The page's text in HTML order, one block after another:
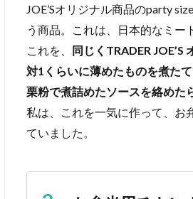
JOE’Sオリジナル商品のparty
う商品。これは、日本的なミー
これを、 同じくTRADER JOE’S
対1くらいに薄めたものを煮た
栗粉で煮詰めたソースを絡めた
私は、これを一気に作って、お
ていました。